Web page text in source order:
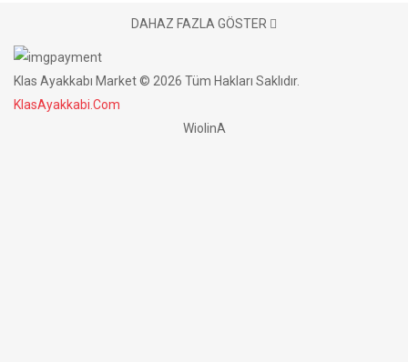
Bilgiler
Hakkımızda
Ödeme Bilgisi
DAHAZ FAZLA GÖSTER
Klas Ayakkabı Market © 2026 Tüm Hakları Saklıdır.
KlasAyakkabi.Com
WiolinA